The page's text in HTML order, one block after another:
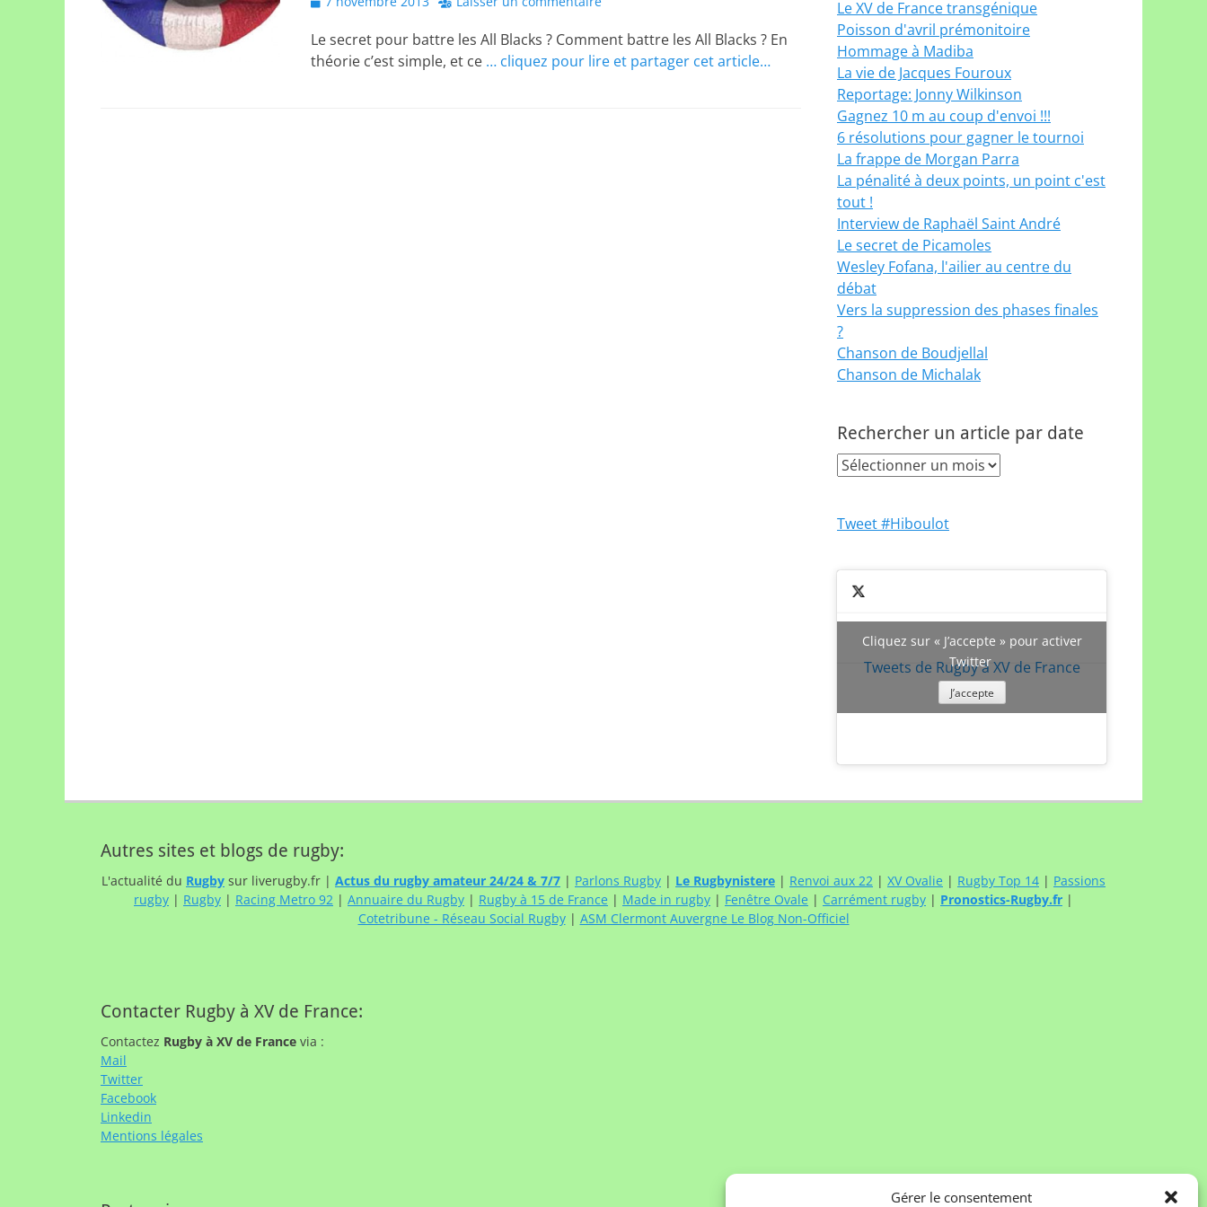
Gérer le consentement
Le secret pour battre les All Blacks ? Comment battre les All Blacks ? En
théorie c’est simple, et ce … cliquez pour lire et partager cet article…
Le XV de France transgénique
Poisson d'avril prémonitoire
Hommage à Madiba
La vie de Jacques Fouroux
Reportage: Jonny Wilkinson
Gagnez 10 m au coup d'envoi !!!
6 résolutions pour gagner le tournoi
La frappe de Morgan Parra
La pénalité à deux points, un point c'est
tout !
Interview de Raphaël Saint André
Le secret de Picamoles
Wesley Fofana, l'ailier au centre du
débat
Vers la suppression des phases finales
?
Chanson de Boudjellal
Chanson de Michalak
Rechercher un article par date
Rechercher
par
Tweet #Hiboulot
Tweets de Rugby à XV de France
Cliquez sur « J’accepte » pour activer
Twitter
J’accepte
Autres sites et blogs de rugby:
L'actualité du Rugby sur liverugby.fr | Actus du rugby amateur 24/24 & 7/7 | Parlons Rugby | Le Rugbynistere | Renvoi aux 22 | XV Ovalie | Rugby Top 14 | Passions
rugby | Rugby | Racing Metro 92 | Annuaire du Rugby | Rugby à 15 de France | Made in rugby | Fenêtre Ovale | Carrément rugby | Pronostics-Rugby.fr |
Cotetribune - Réseau Social Rugby| ASM Clermont Auvergne Le Blog Non-Officiel
Contacter Rugby à XV de France:
Contactez Rugby à XV de France via :
Mail
Twitter
Facebook
Linkedin
Mentions légales